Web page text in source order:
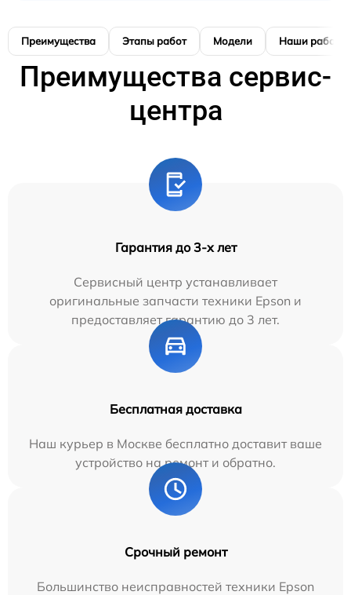
Преимущества Этапы работ Модели Наши работы
Преимущества сервис-
центра
Гарантия до 3-х лет
Сервисный центр устанавливает
оригинальные запчасти техники Epson и
предоставляет гарантию до 3 лет.
Бесплатная доставка
Наш курьер в Москве бесплатно доставит ваше
устройство на ремонт и обратно.
Срочный ремонт
Большинство неисправностей техники Epson